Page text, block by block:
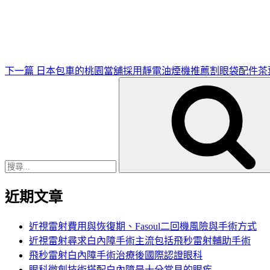
下一篇 日本包車的桃園當舖採用靜電油煙機推薦割眼袋配件茶
近期文章
近視雷射費用與恢復期、Fasoul二回機風險與手術方式
近視雷射尋求白內障手術主流包括飛秒雷射輔助手術
飛秒雷射白內障手術治療後國際認證眼科